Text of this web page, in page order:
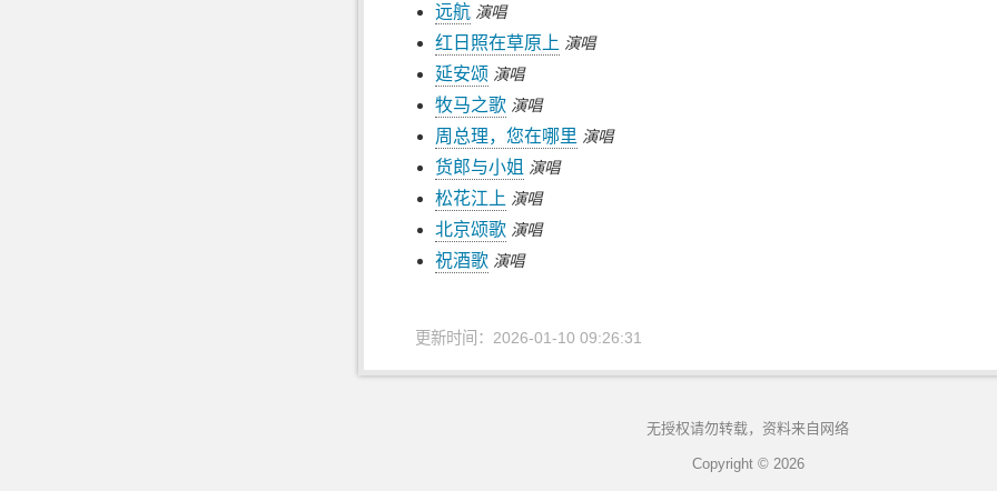
远航 演唱
红日照在草原上 演唱
延安颂 演唱
牧马之歌 演唱
周总理，您在哪里 演唱
货郎与小姐 演唱
松花江上 演唱
北京颂歌 演唱
祝酒歌 演唱
更新时间：2026-01-10 09:26:31
无授权请勿转载，资料来自网络
Copyright © 2026